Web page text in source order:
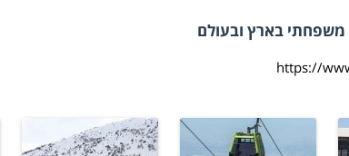
משפחתי בארץ ובעולם